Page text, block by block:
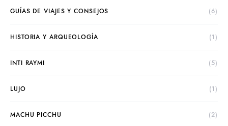
GUÍAS DE VIAJES Y CONSEJOS (6)
HISTORIA Y ARQUEOLOGÍA (1)
INTI RAYMI (5)
LUJO (1)
MACHU PICCHU (2)